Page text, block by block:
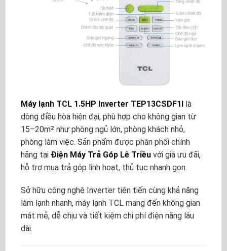
Máy lạnh TCL 1.5HP Inverter TEP13CSDF1I là
dòng điều hòa hiện đại, phù hợp cho không gian từ
15–20m² như phòng ngủ lớn, phòng khách nhỏ,
phòng làm việc. Sản phẩm được phân phối chính
hãng tại Điện Máy Trả Góp Lê Triều với giá ưu đãi,
hỗ trợ mua trả góp linh hoạt, thủ tục nhanh gọn.
Sở hữu công nghệ Inverter tiên tiến cùng khả năng
làm lạnh nhanh, máy lạnh TCL mang đến không gian
mát mẻ, dễ chịu và tiết kiệm chi phí điện năng lâu
dài.